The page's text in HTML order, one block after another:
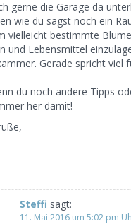
gerne die Garage da
wie du sagst noch ein
vielleicht bestimmte
und Lebensmittel
Gerade spricht viel
du noch andere Tipps
her damit!
Steffi sagt:
11. Mai 2016 um 5:02 pm